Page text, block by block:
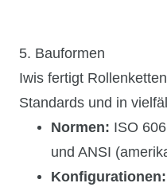
5. Bauformen
Iwis fertigt
Standards und in
Normen: ISO
und ANSI
Konfigurationen: